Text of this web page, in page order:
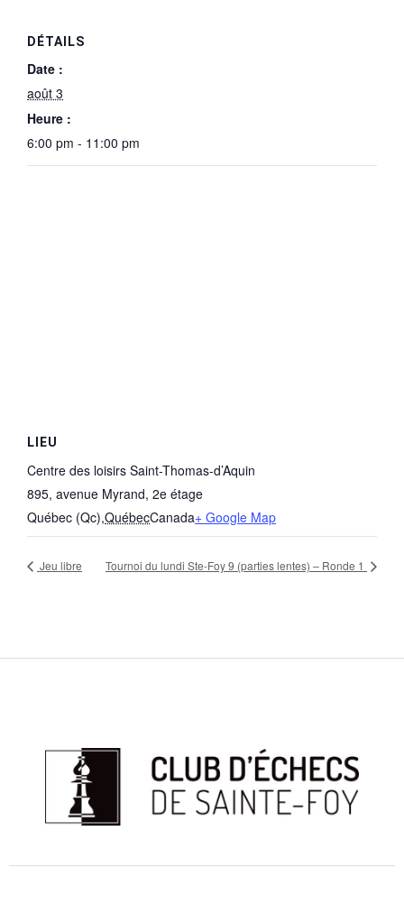
DÉTAILS
Date :
août 3
Heure :
6:00 pm - 11:00 pm
LIEU
Centre des loisirs Saint-Thomas-d’Aquin
895, avenue Myrand, 2e étage
Québec (Qc),QuébecCanada+ Google Map
Jeu libre Tournoi du lundi Ste-Foy 9 (parties lentes) – Ronde 1